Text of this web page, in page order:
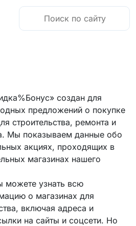
создан для
предложений о покупке
строительства, ремонта и
Мы показываем данные обо
акциях, проходящих в
магазинах нашего
узнать всю
о магазинах для
включая адреса и
на сайты и соцсети. Но